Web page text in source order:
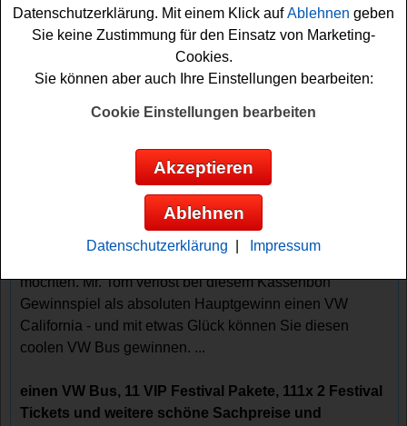
Gewinnsumme ▲ ▼ Gewinnanzahl
Mr. Tom Gewinnspiel - mit Kassenbon
Ein tolles Mr. Tom Gewinnspiel mit Kassenbon für alle
möchten. Mr. Tom verlost bei diesem Kassenbon
Gewinnspiel als absoluten Hauptgewinn einen VW
California - und mit etwas Glück können Sie diesen
coolen VW Bus gewinnen. ...
einen VW Bus, 11 VIP Festival Pakete, 111x 2 Festival
Tickets und weitere schöne Sachpreise und
Datenschutzerklärung. Mit einem Klick aufAblehnen geben
Sie keine Zustimmung für den Einsatz von Marketing-
Cookies.
Sie können aber auch Ihre Einstellungen bearbeiten:
Cookie Einstellungen bearbeiten
Akzeptieren
Ablehnen
Datenschutzerklärung Impressum